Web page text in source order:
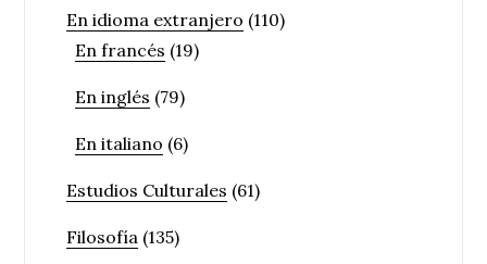
En idioma extranjero (110)
En francés (19)
En inglés (79)
En italiano (6)
Estudios Culturales (61)
Filosofía (135)